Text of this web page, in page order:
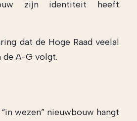
zijn identiteit heeft
dat de Hoge Raad veelal
de A-G volgt.
wezen” nieuwbouw hangt